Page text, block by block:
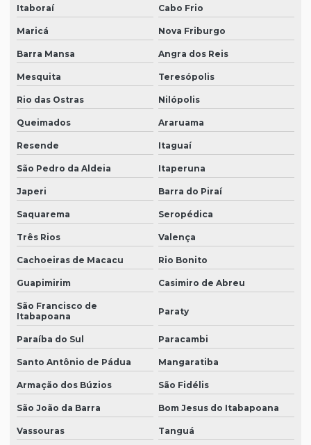
Itaboraí Cabo Frio
Maricá Nova Friburgo
Barra Mansa Angra dos Reis
Mesquita Teresópolis
Rio das Ostras Nilópolis
Queimados Araruama
Resende Itaguaí
São Pedro da Aldeia Itaperuna
Japeri Barra do Piraí
Saquarema Seropédica
Três Rios Valença
Cachoeiras de Macacu Rio Bonito
Guapimirim Casimiro de Abreu
São Francisco de
Itabapoana
Paraty
Paraíba do Sul Paracambi
Santo Antônio de Pádua Mangaratiba
Armação dos Búzios São Fidélis
São João da Barra Bom Jesus do Itabapoana
Vassouras Tanguá